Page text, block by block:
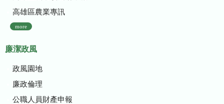
高雄區農業專訊
more
廉潔政風
政風園地
廉政倫理
公職人員財產申報